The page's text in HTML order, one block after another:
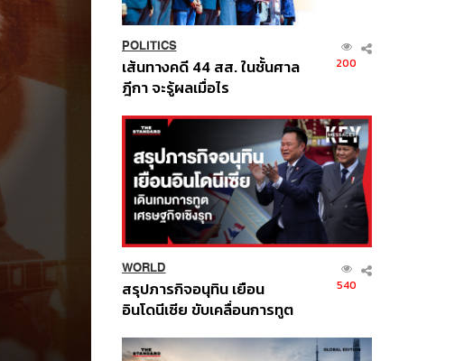
POLITICS
เส้นทางคดี 44 สส. ในชั้นศาล
ฎีกา จะรู้ผลเมื่อไร
200
WORLD
สรุปภารกิจอนุทิน เยือน
อินโดนีเซีย ขับเคลื่อนการทูต
ส่วนยุทธศาสตร์ไทย –
540